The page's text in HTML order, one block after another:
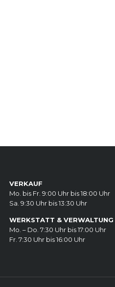
VERKAUF
Mo. bis Fr. 9:00 Uhr bis 18:00 Uhr
Sa. 9:30 Uhr bis 13:30 Uhr
WERKSTATT & VERWALTUNG
Mo. – Do. 7:30 Uhr bis 17:00 Uhr
Fr. 7:30 Uhr bis 16:00 Uhr